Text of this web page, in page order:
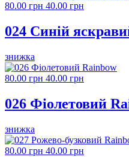
80.00 грн 40.00 грн
024 Синій
знижка
80.00 грн 40.00 грн
026 Фіолетовий
знижка
80.00 грн 40.00 грн